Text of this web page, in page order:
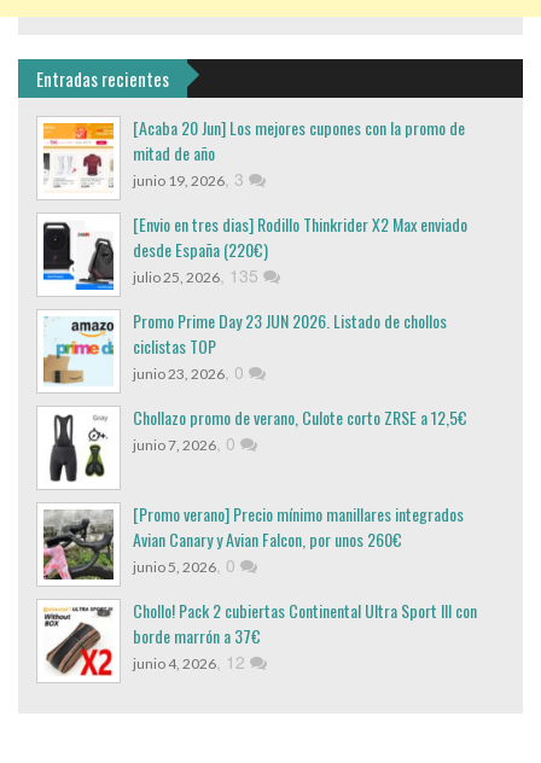
Entradas recientes
[Acaba 20 Jun] Los mejores cupones con la promo de
mitad de año
junio 19, 2026 3
[Envio en tres dias] Rodillo Thinkrider X2 Max enviado
desde España (220€)
julio 25, 2026 135
Promo Prime Day 23 JUN 2026. Listado de chollos
ciclistas TOP
junio 23, 2026 0
Chollazo promo de verano, Culote corto ZRSE a 12,5€
junio 7, 2026 0
[Promo verano] Precio mínimo manillares integrados
Avian Canary y Avian Falcon, por unos 260€
junio 5, 2026 0
Chollo! Pack 2 cubiertas Continental Ultra Sport III con
borde marrón a 37€
junio 4, 2026 12